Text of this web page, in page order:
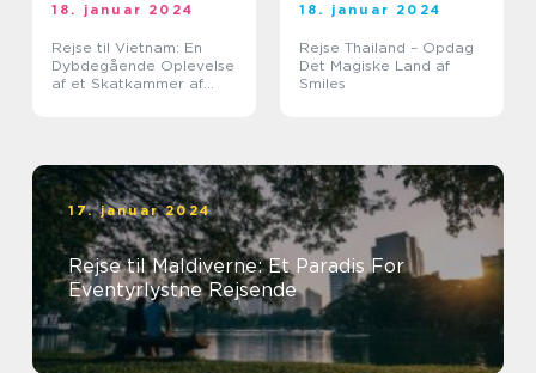
18. januar 2024
Rejse til Vietnam: En
Dybdegående Oplevelse
af et Skatkammer af
18. januar 2024
Rejse Thailand – Opdag
Det Magiske Land af
Smiles
17. januar 2024
Rejse til Maldiverne: Et Paradis For
Eventyrlystne Rejsende